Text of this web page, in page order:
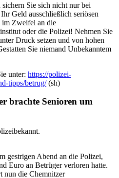
Sie sich nicht nur bei
Geld ausschließlich seriösen
im Zweifel an die
oder die Polizei! Nehmen Sie
Druck setzen und von hohen
Sie niemand Unbekanntem
unter: https://polizei-
tipps/betrug/(sh)
brachte Senioren um
gestrigen Abend an die Polizei,
Euro an Betrüger verloren hatte.
nun die Chemnitzer